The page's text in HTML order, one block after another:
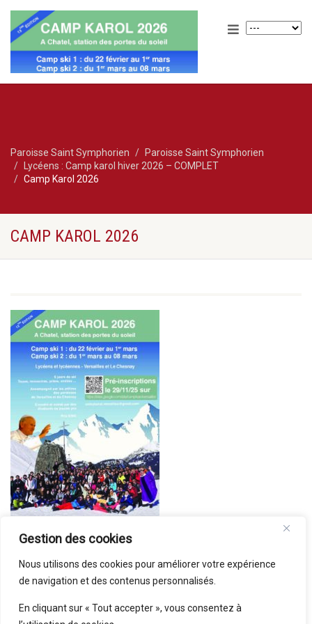
Gestion des cookies
Nous utilisons des cookies pour améliorer votre expérience
de navigation et des contenus personnalisés.
En cliquant sur « Tout accepter », vous consentez à
Paroisse Saint Symphorien
Paroisse Saint Symphorien
Lycéens : Camp karol hiver 2026 – COMPLET
Camp Karol 2026
CAMP KAROL 2026